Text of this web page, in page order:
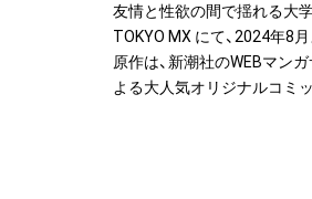
(改変、公開、配布、逆コンパ
これに限定されません。)を
・本アイテムに関する創作
用またはその恐れのある利
の他第三者が損害を被った
友情と性欲の間で揺れる大
TOKYO MX にて、2024年8月
原作は、新潮社のWEBマン
よる大人気オリジナルコミッ